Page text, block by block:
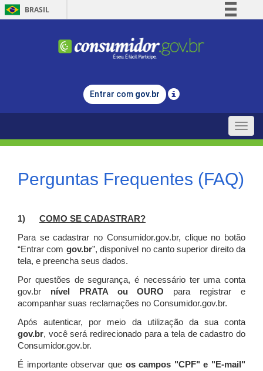
BRASIL
Comunica BR
Legislação
Entrar com gov.br
Toggle
Perguntas Frequentes (FAQ)
1) COMO SE CADASTRAR?
Para se cadastrar no Consumidor.gov.br, clique no botão
“Entrar com gov.br”, disponível no canto superior direito da
tela, e preencha seus dados.
Por questões de segurança, é necessário ter uma conta
gov.br nível PRATA ou OURO para registrar e
acompanhar suas reclamações no Consumidor.gov.br.
Após autenticar, por meio da utilização da sua conta
gov.br, você será redirecionado para a tela de cadastro do
Consumidor.gov.br.
É importante observar que os campos "CPF" e "E-mail"